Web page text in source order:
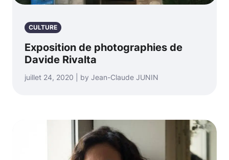
CULTURE
Exposition de photographies de
Davide Rivalta
juillet 24, 2020 | by Jean-Claude JUNIN